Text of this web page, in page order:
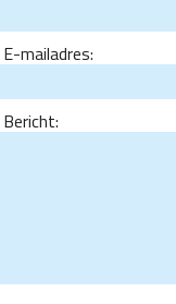
E-mailadres:
Bericht: